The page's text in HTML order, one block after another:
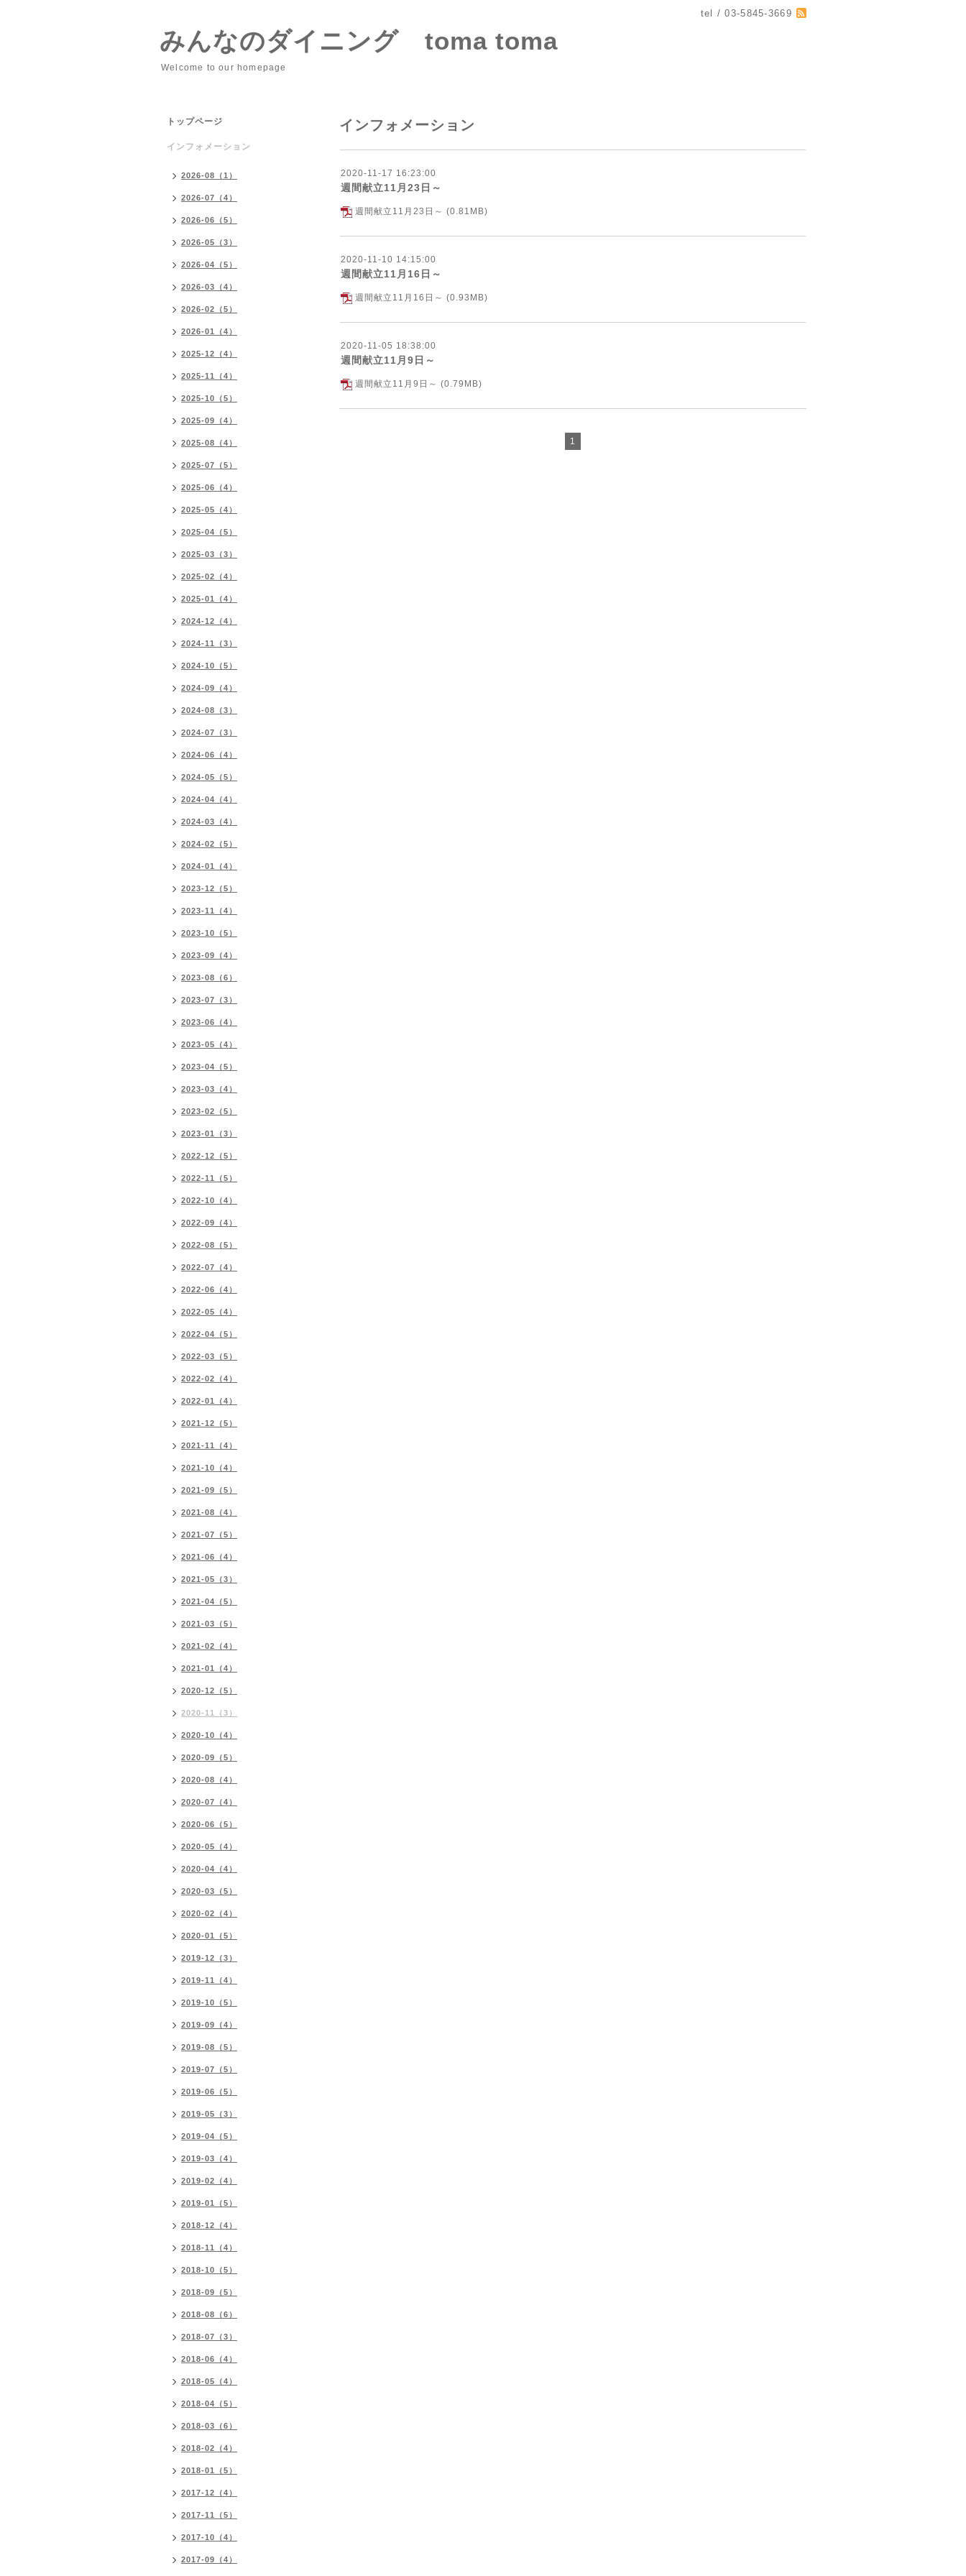
tel / 03-5845-3669
みんなのダイニング toma toma
Welcome to our homepage
インフォメーション
2020-11-17 16:23:00
週間献立11月23日～
週間献立11月23日～ (0.81MB)
2020-11-10 14:15:00
週間献立11月16日～
週間献立11月16日～ (0.93MB)
2020-11-05 18:38:00
週間献立11月9日～
週間献立11月9日～ (0.79MB)
1
トップページ
インフォメーション
2026-08（1）
2026-07（4）
2026-06（5）
2026-05（3）
2026-04（5）
2026-03（4）
2026-02（5）
2026-01（4）
2025-12（4）
2025-11（4）
2025-10（5）
2025-09（4）
2025-08（4）
2025-07（5）
2025-06（4）
2025-05（4）
2025-04（5）
2025-03（3）
2025-02（4）
2025-01（4）
2024-12（4）
2024-11（3）
2024-10（5）
2024-09（4）
2024-08（3）
2024-07（3）
2024-06（4）
2024-05（5）
2024-04（4）
2024-03（4）
2024-02（5）
2024-01（4）
2023-12（5）
2023-11（4）
2023-10（5）
2023-09（4）
2023-08（6）
2023-07（3）
2023-06（4）
2023-05（4）
2023-04（5）
2023-03（4）
2023-02（5）
2023-01（3）
2022-12（5）
2022-11（5）
2022-10（4）
2022-09（4）
2022-08（5）
2022-07（4）
2022-06（4）
2022-05（4）
2022-04（5）
2022-03（5）
2022-02（4）
2022-01（4）
2021-12（5）
2021-11（4）
2021-10（4）
2021-09（5）
2021-08（4）
2021-07（5）
2021-06（4）
2021-05（3）
2021-04（5）
2021-03（5）
2021-02（4）
2021-01（4）
2020-12（5）
2020-11（3）
2020-10（4）
2020-09（5）
2020-08（4）
2020-07（4）
2020-06（5）
2020-05（4）
2020-04（4）
2020-03（5）
2020-02（4）
2020-01（5）
2019-12（3）
2019-11（4）
2019-10（5）
2019-09（4）
2019-08（5）
2019-07（5）
2019-06（5）
2019-05（3）
2019-04（5）
2019-03（4）
2019-02（4）
2019-01（5）
2018-12（4）
2018-11（4）
2018-10（5）
2018-09（5）
2018-08（6）
2018-07（3）
2018-06（4）
2018-05（4）
2018-04（5）
2018-03（6）
2018-02（4）
2018-01（5）
2017-12（4）
2017-11（5）
2017-10（4）
2017-09（4）